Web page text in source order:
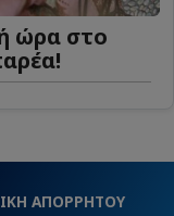
ώρα στο
ΑΠΟΡΡΗΤΟΥ